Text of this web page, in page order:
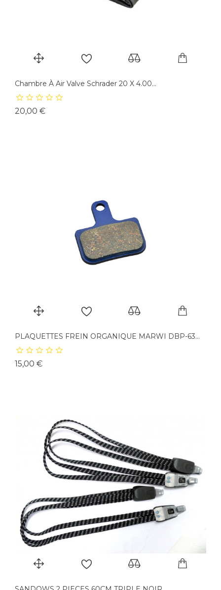
Chambre À Air Valve Schrader 20 X 4.00...
20,00 €Prix
PLAQUETTES FREIN ORGANIQUE MARWI DBP-63...
15,00 €Prix